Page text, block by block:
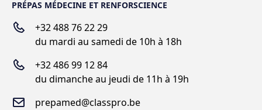
PRÉPAS MÉDECINE ET RENFORSCIENCE
+32 488 76 22 29
du mardi au samedi de 10h à 18h
+32 486 99 12 84
du dimanche au jeudi de 11h à 19h
prepamed@classpro.be